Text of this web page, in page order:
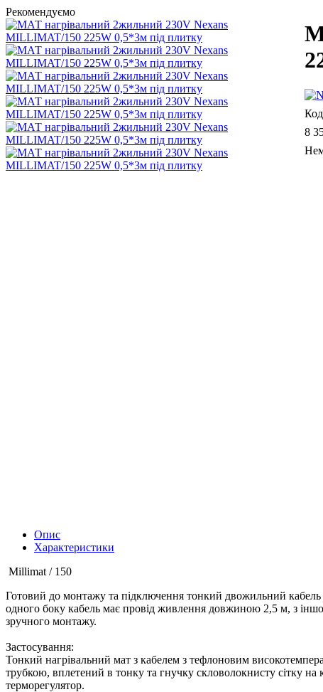
Рекомендуємо
8
Опис
Характеристики
Millimat / 150
Готовий до монтажу та підключення тонкий двожильний
одного боку кабель має провід живлення довжиною 2,5 м, з
зручного монтажу.
Застосування:
Тонкий нагрівальний мат з кабелем з тефлоновим
трубкою, вплетений в тонку та гнучку скловолокнисту сітку
терморегулятор.